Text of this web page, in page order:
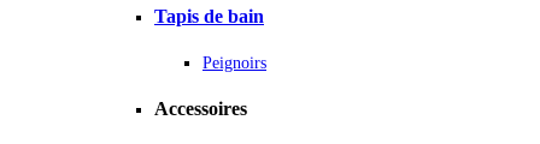
Tapis de bain
Peignoirs
Accessoires